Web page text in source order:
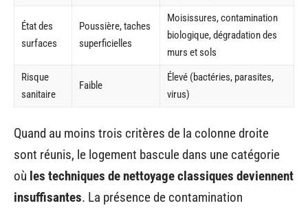
État des
surfaces
Poussière, taches
superficielles
Moisissures, contamination
biologique, dégradation des
murs et sols
Risque
sanitaire
Faible
Élevé (bactéries, parasites,
virus)
Quand au moins trois critères de la colonne droite
sont réunis, le logement bascule dans une catégorie
où les techniques de nettoyage classiques deviennent
insuffisantes. La présence de contamination